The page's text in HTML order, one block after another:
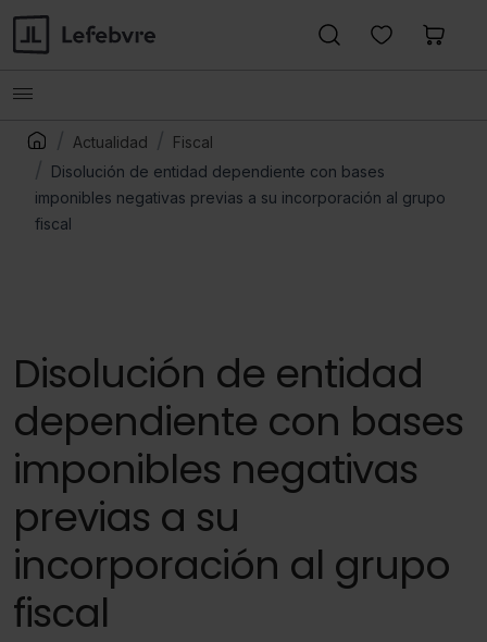
Actualidad
Fiscal
Disolución de entidad dependiente con bases
imponibles negativas previas a su incorporación al grupo
fiscal
Disolución de entidad
dependiente con bases
imponibles negativas
previas a su
incorporación al grupo
fiscal